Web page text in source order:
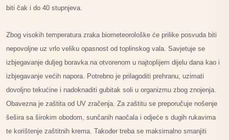
biti čak i do 40 stupnjeva.
Zbog visokih temperatura zraka biometeorološke će prilike posvuda biti
nepovoljne uz vrlo veliku opasnost od toplinskog vala. Savjetuje se
izbjegavanje duljeg boravka na otvorenom u najtoplijem dijelu dana kao i
izbjegavanje većih napora. Potrebno je prilagoditi prehranu, uzimati
dovoljno tekućine i nadoknaditi gubitak soli u organizmu zbog znojenja.
Obavezna je zaštita od UV zračenja. Za zaštitu se preporučuje nošenje
šešira sa širokim obodom, sunčanih naočala i odjeće s dugih rukavima
te korištenje zaštitnih krema. Također treba se maksimalno smanjiti